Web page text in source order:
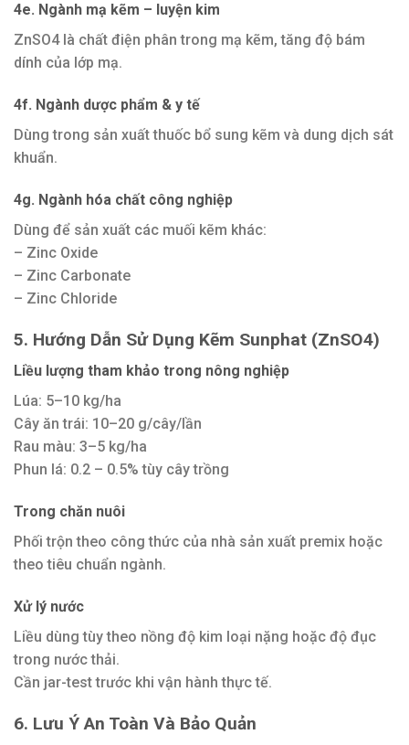
4e. Ngành mạ kẽm – luyện kim
ZnSO4 là chất điện phân trong mạ kẽm, tăng độ bám
dính của lớp mạ.
4f. Ngành dược phẩm & y tế
Dùng trong sản xuất thuốc bổ sung kẽm và dung dịch sát
khuẩn.
4g. Ngành hóa chất công nghiệp
Dùng để sản xuất các muối kẽm khác:
– Zinc Oxide
– Zinc Carbonate
– Zinc Chloride
5. Hướng Dẫn Sử Dụng Kẽm Sunphat (ZnSO4)
Liều lượng tham khảo trong nông nghiệp
Lúa: 5–10 kg/ha
Cây ăn trái: 10–20 g/cây/lần
Rau màu: 3–5 kg/ha
Phun lá: 0.2 – 0.5% tùy cây trồng
Trong chăn nuôi
Phối trộn theo công thức của nhà sản xuất premix hoặc
theo tiêu chuẩn ngành.
Xử lý nước
Liều dùng tùy theo nồng độ kim loại nặng hoặc độ đục
trong nước thải.
Cần jar-test trước khi vận hành thực tế.
6. Lưu Ý An Toàn Và Bảo Quản